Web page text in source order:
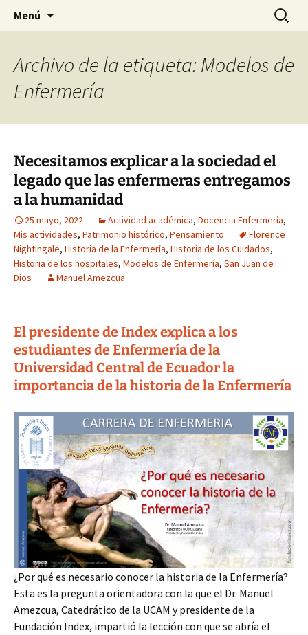
Gomeres
Historia, cultura y pensamiento
Menú Buscar:
Archivo de la etiqueta: Modelos de
Enfermería
Necesitamos explicar a la sociedad el
legado que las enfermeras entregamos
a la humanidad
25 mayo, 2022 Actividad académica, Docencia Enfermería,
Mis actividades, Patrimonio histórico, Pensamiento
Florence
Nightingale, Historia de la Enfermería, Historia de los Cuidados,
Historia de los hospitales, Modelos de Enfermería, San Juan de
Dios
Manuel Amezcua
El presidente de Index explica a los
estudiantes de Enfermería de la
Universidad Central de Ecuador la
importancia de la historia de la Enfermería
¿Por qué es necesario conocer la historia de la Enfermería?
Esta es la pregunta orientadora con la que el Dr. Manuel
Amezcua, Catedrático de la UCAM y presidente de la
Fundación Index, impartió la lección con que se abría el